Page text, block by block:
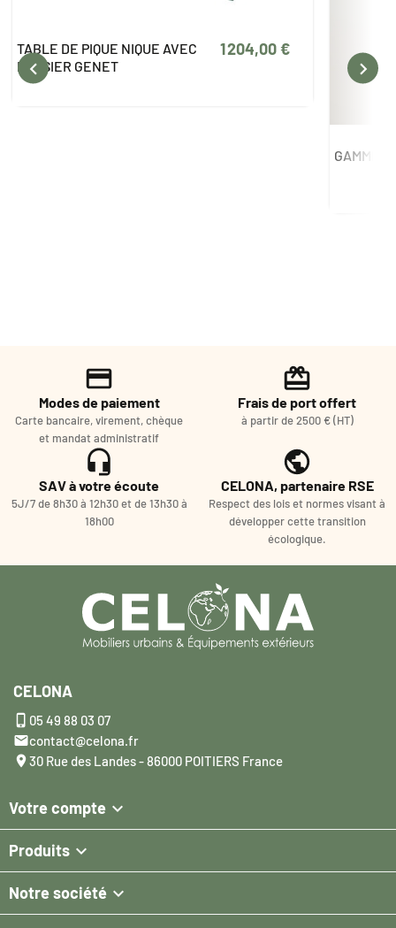
TABLE DE PIQUE NIQUE AVEC
DOSSIER GENET
1 204,00 €
GAMME
 
Modes de paiement
Carte bancaire, virement, chèque
et mandat administratif
Frais de port offert
à partir de 2500 € (HT)
SAV à votre écoute
5J/7 de 8h30 à 12h30 et de 13h30 à
18h00
CELONA, partenaire RSE
Respect des lois et normes visant à
développer cette transition
écologique.
CELONA
 05 49 88 03 07
contact@celona.fr
30 Rue des Landes - 86000 POITIERS France
Votre compte 
Produits 
Notre société 